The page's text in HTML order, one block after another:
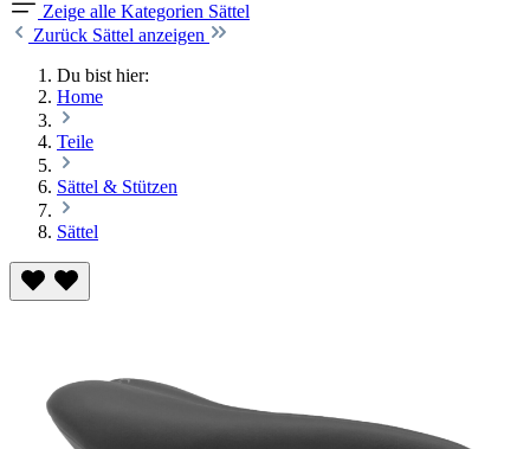
Zeige alle Kategorien Sättel
Zurück Sättel anzeigen
Du bist hier:
Home
Teile
Sättel & Stützen
Sättel